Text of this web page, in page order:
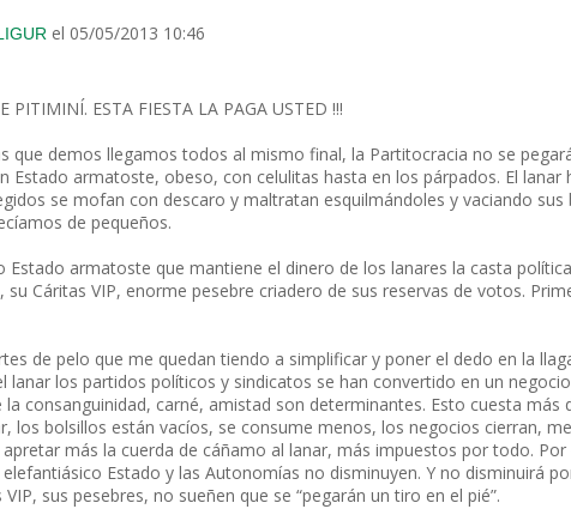
el 05/05/2013 10:46
PITIMINÍ. ESTA FIESTA LA PAGA USTED !!!
que demos llegamos todos al mismo final, la Partitocracia no se
Estado armatoste, obeso, con celulitas hasta en los párpados. El lanar
se mofan con descaro y maltratan esquilmándoles y vaciando sus
de pequeños.
Estado armatoste que mantiene el dinero de los lanares la casta
su Cáritas VIP, enorme pesebre criadero de sus reservas de votos.
de pelo que me quedan tiendo a simplificar y poner el dedo en la
lanar los partidos políticos y sindicatos se han convertido en un
la consanguinidad, carné, amistad son determinantes. Esto cuesta más
los bolsillos están vacíos, se consume menos, los negocios cierran,
más la cuerda de cáñamo al lanar, más impuestos por todo.
Estado y las Autonomías no disminuyen. Y no disminuirá
sus pesebres, no sueñen que se “pegarán un tiro en el pié”.